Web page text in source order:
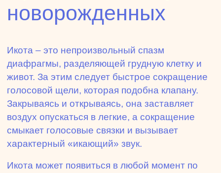
новорожденных
Икота – это непроизвольный спазм
диафрагмы, разделяющей грудную клетку и
живот. За этим следует быстрое сокращение
голосовой щели, которая подобна клапану.
Закрываясь и открываясь, она заставляет
воздух опускаться в легкие, а сокращение
смыкает голосовые связки и вызывает
характерный «икающий» звук.
Икота может появиться в любой момент по